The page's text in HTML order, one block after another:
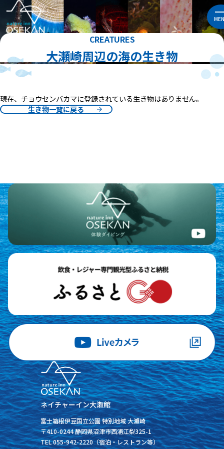
CREATURES
大瀬崎周辺の海の生き物
現在、チョウセンバカマに登録されている生き物はありません。
生き物一覧に戻る
ネイチャーイン大瀬館
富士箱根伊豆国立公園 特別地域 大瀬崎
〒410-0244 静岡県沼津市西浦江梨325-1
TEL 055-942-2220（宿泊・レストラン等）